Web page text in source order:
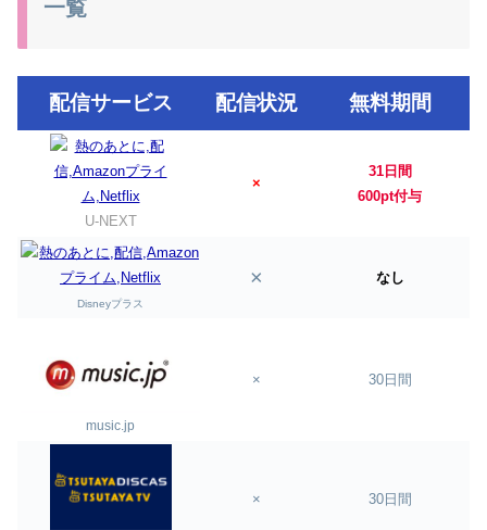
一覧
配信サービス 配信状況 無料期間
U-NEXT
×
31日間
600pt付与
Disneyプラス
× なし
music.jp
× 30日間
× 30日間